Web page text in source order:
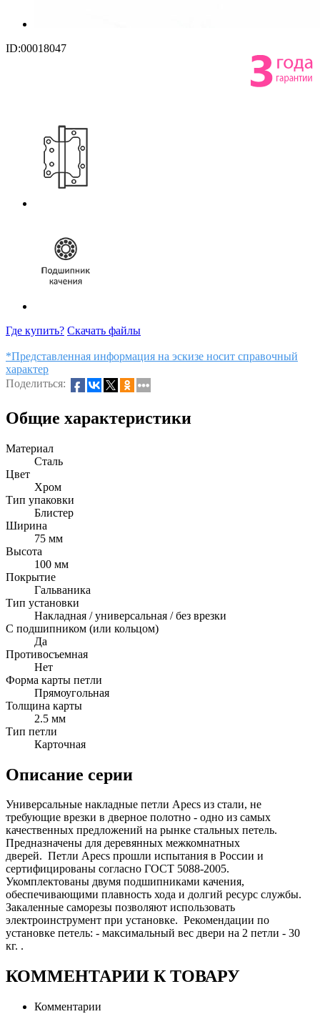
ID:00018047
Где купить? Скачать файлы
*Представленная информация на эскизе носит справочный
характер
Поделиться:
Общие характеристики
Материал
Сталь
Цвет
Хром
Тип упаковки
Блистер
Ширина
75 мм
Высота
100 мм
Покрытие
Гальваника
Тип установки
Накладная / универсальная / без врезки
С подшипником (или кольцом)
Да
Противосъемная
Нет
Форма карты петли
Прямоугольная
Толщина карты
2.5 мм
Тип петли
Карточная
Описание серии
Универсальные накладные петли Apecs из стали, не
требующие врезки в дверное полотно - одно из самых
качественных предложений на рынке стальных петель.
Предназначены для деревянных межкомнатных
дверей. Петли Apecs прошли испытания в России и
сертифицированы согласно ГОСТ 5088-2005.
Укомплектованы двумя подшипниками качения,
обеспечивающими плавность хода и долгий ресурс службы.
Закаленные саморезы позволяют использовать
электроинструмент при установке. Рекомендации по
установке петель: - максимальный вес двери на 2 петли - 30
кг. .
КОММЕНТАРИИ К ТОВАРУ
Комментарии